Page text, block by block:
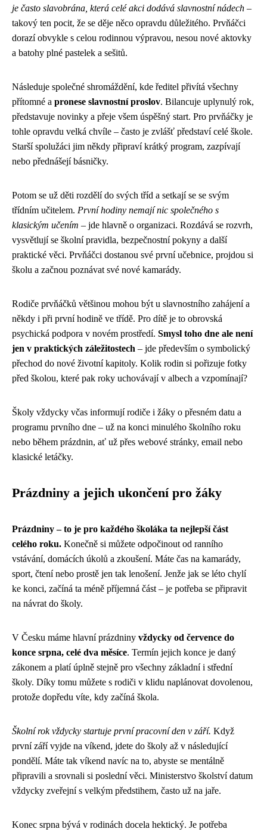
je často slavobrána, která celé akci dodává slavnostní nádech –
takový ten pocit, že se děje něco opravdu důležitého. Prvňáčci
dorazí obvykle s celou rodinnou výpravou, nesou nové aktovky
a batohy plné pastelek a sešitů.
Následuje společné shromáždění, kde ředitel přivítá všechny
přítomné a pronese slavnostní proslov. Bilancuje uplynulý rok,
představuje novinky a přeje všem úspěšný start. Pro prvňáčky je
tohle opravdu velká chvíle – často je zvlášť představí celé škole.
Starší spolužáci jim někdy připraví krátký program, zazpívají
nebo přednášejí básničky.
Potom se už děti rozdělí do svých tříd a setkají se se svým
třídním učitelem. První hodiny nemají nic společného s
klasickým učením – jde hlavně o organizaci. Rozdává se rozvrh,
vysvětlují se školní pravidla, bezpečnostní pokyny a další
praktické věci. Prvňáčci dostanou své první učebnice, projdou si
školu a začnou poznávat své nové kamarády.
Rodiče prvňáčků většinou mohou být u slavnostního zahájení a
někdy i při první hodině ve třídě. Pro dítě je to obrovská
psychická podpora v novém prostředí. Smysl toho dne ale není
jen v praktických záležitostech – jde především o symbolický
přechod do nové životní kapitoly. Kolik rodin si pořizuje fotky
před školou, které pak roky uchovávají v albech a vzpomínají?
Školy vždycky včas informují rodiče i žáky o přesném datu a
programu prvního dne – už na konci minulého školního roku
nebo během prázdnin, ať už přes webové stránky, email nebo
klasické letáčky.
Prázdniny a jejich ukončení pro žáky
Prázdniny – to je pro každého školáka ta nejlepší část
celého roku. Konečně si můžete odpočinout od ranního
vstávání, domácích úkolů a zkoušení. Máte čas na kamarády,
sport, čtení nebo prostě jen tak lenošení. Jenže jak se léto chylí
ke konci, začíná ta méně příjemná část – je potřeba se připravit
na návrat do školy.
V Česku máme hlavní prázdniny vždycky od července do
konce srpna, celé dva měsíce. Termín jejich konce je daný
zákonem a platí úplně stejně pro všechny základní i střední
školy. Díky tomu můžete s rodiči v klidu naplánovat dovolenou,
protože dopředu víte, kdy začíná škola.
Školní rok vždycky startuje první pracovní den v září. Když
první září vyjde na víkend, jdete do školy až v následující
pondělí. Máte tak víkend navíc na to, abyste se mentálně
připravili a srovnali si poslední věci. Ministerstvo školství datum
vždycky zveřejní s velkým předstihem, často už na jaře.
Konec srpna bývá v rodinách docela hektický. Je potřeba